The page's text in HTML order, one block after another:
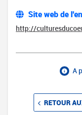
Site web de
http://
A
RETOUR